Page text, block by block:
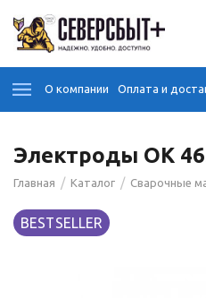
О компании Оплата и
Электроды ОК
Главная / Каталог / Сварочные